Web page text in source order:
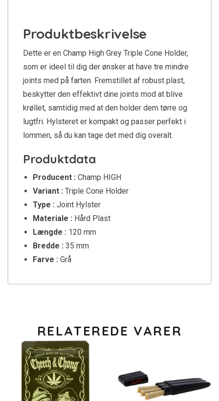
Produktbeskrivelse
Dette er en Champ High Grey Triple Cone Holder,
som er ideel til dig der ønsker at have tre mindre
joints med på farten. Fremstillet af robust plast,
beskytter den effektivt dine joints mod at blive
krøllet, samtidig med at den holder dem tørre og
lugtfri. Hylsteret er kompakt og passer perfekt i
lommen, så du kan tage det med dig overalt.
Produktdata
Producent : Champ HIGH
Variant : Triple Cone Holder
Type : Joint Hylster
Materiale : Hård Plast
Længde : 120 mm
Bredde : 35 mm
Farve : Grå
RELATEREDE VARER